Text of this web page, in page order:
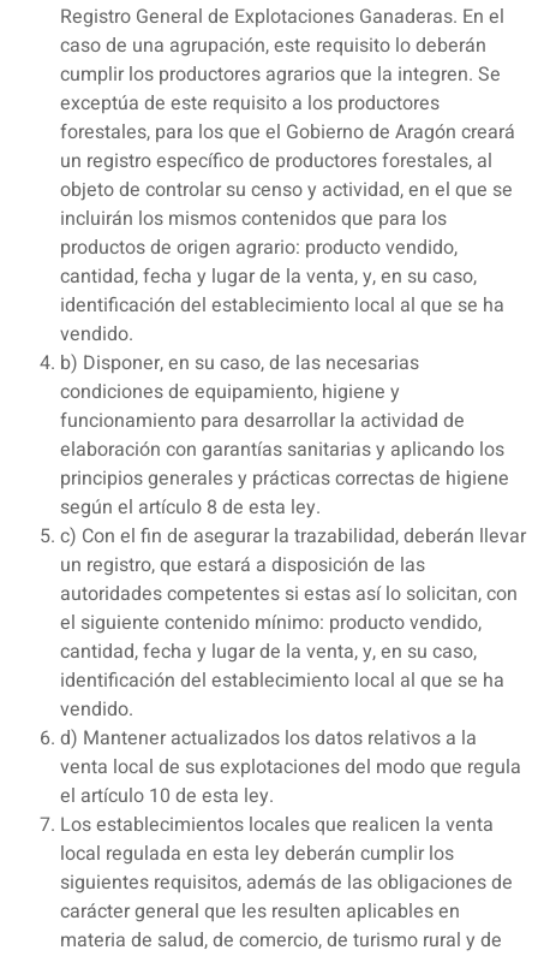
Registro General de Explotaciones Ganaderas. En el
caso de una agrupación, este requisito lo deberán
cumplir los productores agrarios que la integren. Se
exceptúa de este requisito a los productores
forestales, para los que el Gobierno de Aragón creará
un registro específico de productores forestales, al
objeto de controlar su censo y actividad, en el que se
incluirán los mismos contenidos que para los
productos de origen agrario: producto vendido,
cantidad, fecha y lugar de la venta, y, en su caso,
identificación del establecimiento local al que se ha
vendido.
b) Disponer, en su caso, de las necesarias
condiciones de equipamiento, higiene y
funcionamiento para desarrollar la actividad de
elaboración con garantías sanitarias y aplicando los
principios generales y prácticas correctas de higiene
según el artículo 8 de esta ley.
c) Con el fin de asegurar la trazabilidad, deberán llevar
un registro, que estará a disposición de las
autoridades competentes si estas así lo solicitan, con
el siguiente contenido mínimo: producto vendido,
cantidad, fecha y lugar de la venta, y, en su caso,
identificación del establecimiento local al que se ha
vendido.
d) Mantener actualizados los datos relativos a la
venta local de sus explotaciones del modo que regula
el artículo 10 de esta ley.
Los establecimientos locales que realicen la venta
local regulada en esta ley deberán cumplir los
siguientes requisitos, además de las obligaciones de
carácter general que les resulten aplicables en
materia de salud, de comercio, de turismo rural y de